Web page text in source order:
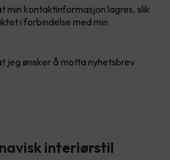
min kontaktinformasjon lagres, slik
i forbindelse med min
jeg ønsker å motta nyhetsbrev
interiørstil